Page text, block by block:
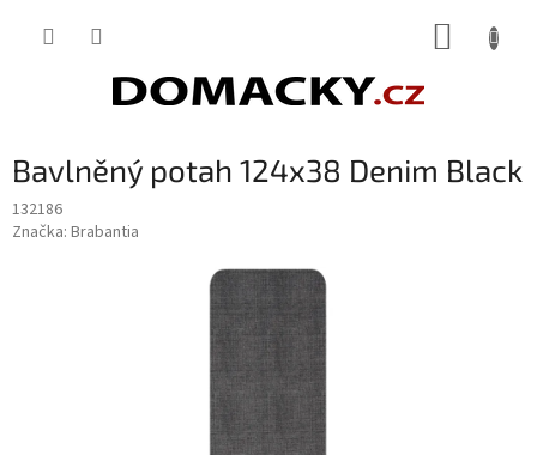
Bavlněný potah 124x38 Denim Black
132186
Značka: Brabantia